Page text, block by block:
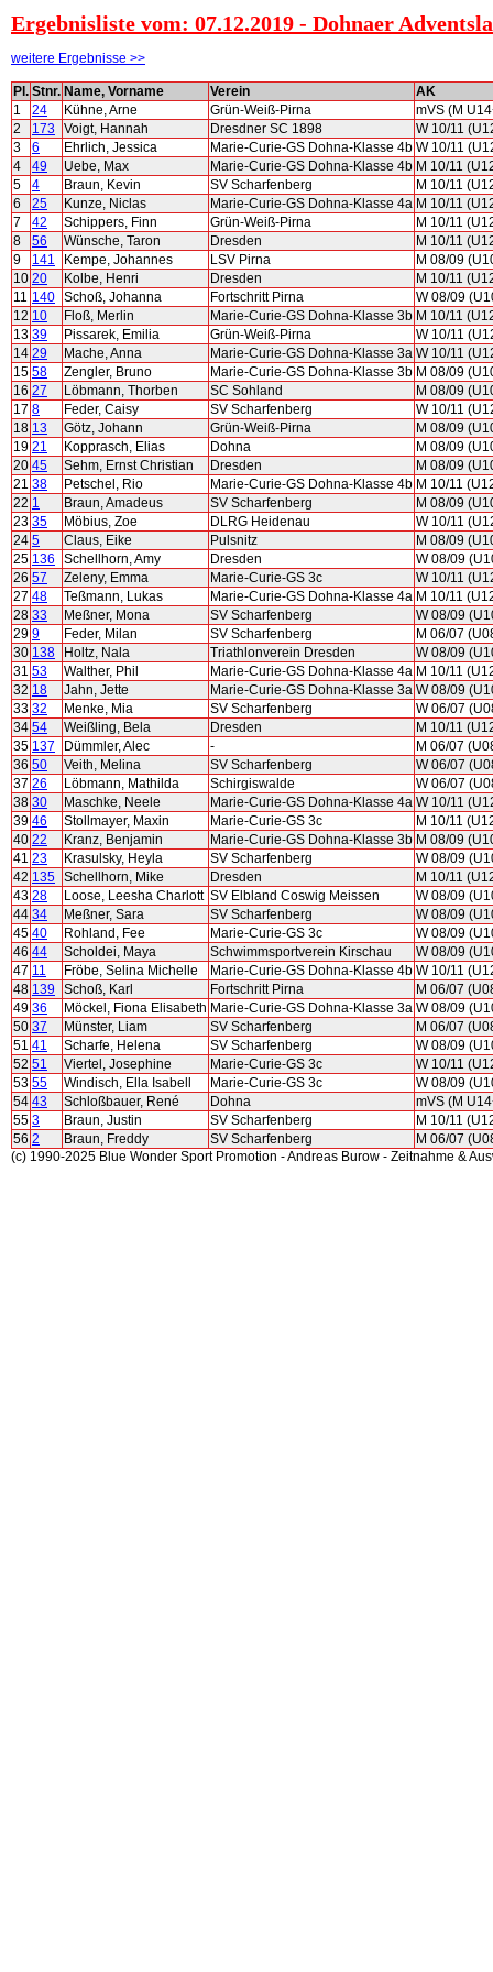
Ergebnisliste vom: 07.12.2019 - Dohnaer
weitere Ergebnisse >>
Pl. Stnr. Name, Vorname Verein
AK
1
24 Kühne, Arne Grün-Weiß-Pirna
mVS (M
2
173 Voigt, Hannah Dresdner SC 1898
W 10/11
3
6 Ehrlich, Jessica Marie-Curie-GS Dohna-Klasse 4b W 10/11
4
49 Uebe, Max Marie-Curie-GS Dohna-Klasse 4b M 10/11
5
4 Braun, Kevin SV Scharfenberg
M 10/11
6
25 Kunze, Niclas Marie-Curie-GS Dohna-Klasse 4a M 10/11
7
42 Schippers, Finn Grün-Weiß-Pirna
M 10/11
8
56 Wünsche, Taron Dresden
M 10/11
9
141 Kempe, Johannes LSV Pirna
M 08/09
10 20 Kolbe, Henri Dresden
M 10/11
11 140 Schoß, Johanna Fortschritt Pirna
W 08/09
12 10 Floß, Merlin Marie-Curie-GS Dohna-Klasse 3b M 10/11
13 39 Pissarek, Emilia Grün-Weiß-Pirna
W 10/11
14 29 Mache, Anna Marie-Curie-GS Dohna-Klasse 3a W 10/11
15 58 Zengler, Bruno Marie-Curie-GS Dohna-Klasse 3b M 08/09
16 27 Löbmann, Thorben SC Sohland
M 08/09
17 8 Feder, Caisy SV Scharfenberg
W 10/11
18 13 Götz, Johann Grün-Weiß-Pirna
M 08/09
19 21 Kopprasch, Elias Dohna
M 08/09
20 45 Sehm, Ernst Christian Dresden
M 08/09
21 38 Petschel, Rio Marie-Curie-GS Dohna-Klasse 4b M 10/11
22 1 Braun, Amadeus SV Scharfenberg
M 08/09
23 35 Möbius, Zoe DLRG Heidenau
W 10/11
24 5 Claus, Eike Pulsnitz
M 08/09
25 136 Schellhorn, Amy Dresden
W 08/09
26 57 Zeleny, Emma Marie-Curie-GS 3c
W 10/11
27 48 Teßmann, Lukas Marie-Curie-GS Dohna-Klasse 4a M 10/11
28 33 Meßner, Mona SV Scharfenberg
W 08/09
29 9 Feder, Milan SV Scharfenberg
M 06/07
30 138 Holtz, Nala Triathlonverein Dresden
W 08/09
31 53 Walther, Phil Marie-Curie-GS Dohna-Klasse 4a M 10/11
32 18 Jahn, Jette Marie-Curie-GS Dohna-Klasse 3a W 08/09
33 32 Menke, Mia SV Scharfenberg
W 06/07
34 54 Weißling, Bela Dresden
M 10/11
35 137 Dümmler, Alec -
M 06/07
36 50 Veith, Melina SV Scharfenberg
W 06/07
37 26 Löbmann, Mathilda Schirgiswalde
W 06/07
38 30 Maschke, Neele Marie-Curie-GS Dohna-Klasse 4a W 10/11
39 46 Stollmayer, Maxin Marie-Curie-GS 3c
M 10/11
40 22 Kranz, Benjamin Marie-Curie-GS Dohna-Klasse 3b M 08/09
41 23 Krasulsky, Heyla SV Scharfenberg
W 08/09
42 135 Schellhorn, Mike Dresden
M 10/11
43 28 Loose, Leesha Charlott SV Elbland Coswig Meissen
W 08/09
44 34 Meßner, Sara SV Scharfenberg
W 08/09
45 40 Rohland, Fee Marie-Curie-GS 3c
W 08/09
46 44 Scholdei, Maya Schwimmsportverein Kirschau
W 08/09
47 11 Fröbe, Selina Michelle Marie-Curie-GS Dohna-Klasse 4b W 10/11
48 139 Schoß, Karl Fortschritt Pirna
M 06/07
49 36 Möckel, Fiona Elisabeth Marie-Curie-GS Dohna-Klasse 3a W 08/09
50 37 Münster, Liam SV Scharfenberg
M 06/07
51 41 Scharfe, Helena SV Scharfenberg
W 08/09
52 51 Viertel, Josephine Marie-Curie-GS 3c
W 10/11
53 55 Windisch, Ella Isabell Marie-Curie-GS 3c
W 08/09
54 43 Schloßbauer, René Dohna
mVS (M
55 3 Braun, Justin SV Scharfenberg
M 10/11
56 2 Braun, Freddy SV Scharfenberg
M 06/07
(c) 1990-2025 Blue Wonder Sport Promotion - Andreas Burow - Zeitnahme &